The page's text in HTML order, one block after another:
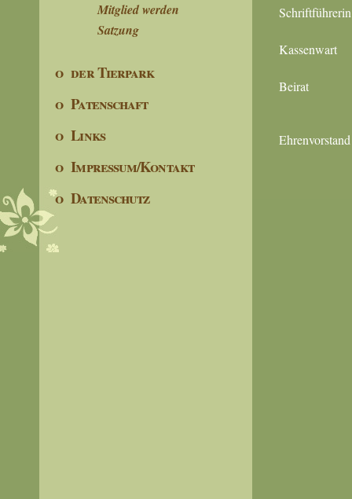
Mitglied werden
Satzung
o der Tierpark
o Patenschaft
o Links
o Impressum/Kontakt
o Datenschutz
Schriftführerin
Kassenwart
Beirat
Ehrenvorstand